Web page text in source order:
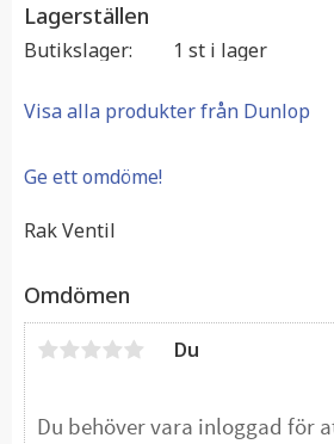
Lagerställen
Butikslager 1 st i lager
Visa alla produkter från Dunlop
Ge ett omdöme!
Rak Ventil
Omdömen
Du